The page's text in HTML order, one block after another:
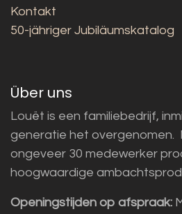
Kontakt
50-jähriger Jubiläumskatalog
Über uns
Louët is een familiebedrijf,
generatie het overgenomen.
ongeveer 30 medewerker
hoogwaardige
Openingstijden op afspraak: